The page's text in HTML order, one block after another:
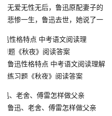
无爱无性无后，鲁迅原配妻子的
悲惨一生，鲁迅去世，她说了一
鲁迅性格特点 中考语文阅读理解
练习题《秋夜》阅读答案
鲁迅、老舍、傅雷怎样做父亲